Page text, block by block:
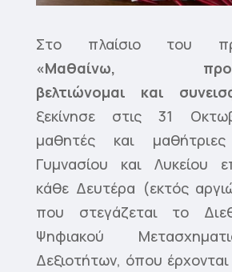
Στο πλαίσιο του
«Μαθαίνω,
βελτιώνομαι και
ξεκίνησε στις 31
μαθητές και μαθήτριες
Γυμνασίου και Λυκείου
κάθε Δευτέρα (εκτός
που στεγάζεται το
Ψηφιακού
Δεξιοτήτων, όπου